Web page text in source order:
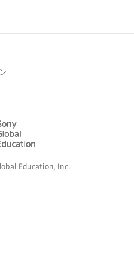
Education, Inc.